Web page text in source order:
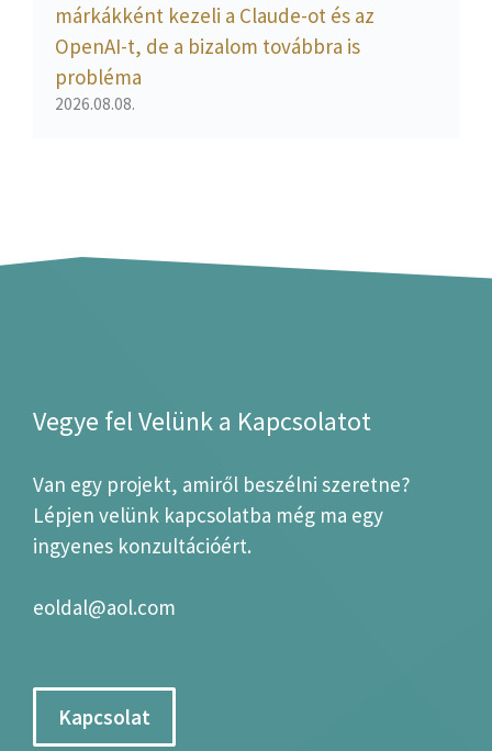
márkákként kezeli a Claude-ot és az
OpenAI-t, de a bizalom továbbra is
probléma
2026.08.08.
Vegye fel Velünk a Kapcsolatot
Van egy projekt, amiről beszélni szeretne?
Lépjen velünk kapcsolatba még ma egy
ingyenes konzultációért.
eoldal@aol.com
Kapcsolat